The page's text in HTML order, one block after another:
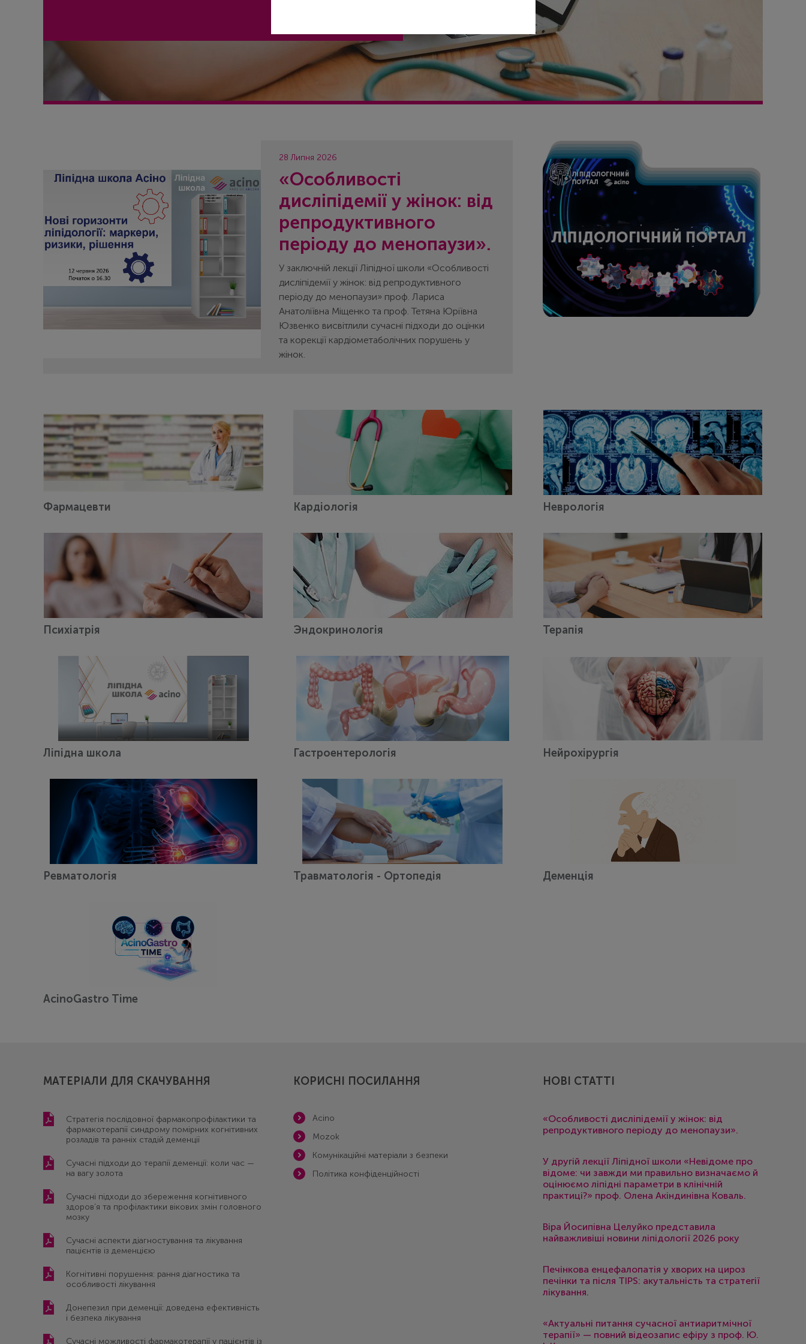
28 Липня 2026
«Особливості
дисліпідемії у жінок: від
репродуктивного
періоду до менопаузи».
У заключній лекції Ліпідної школи «Особливості
дисліпідемії у жінок: від репродуктивного
періоду до менопаузи» проф. Лариса
Анатоліївна Міщенко та проф. Тетяна Юріївна
Юзвенко висвітлили сучасні підходи до оцінки
та корекції кардіометаболічних порушень у
жінок.
Фармацевти Кардіологія Неврологія
Психіатрія Эндокринологія Терапія
Ліпідна школа Гастроентерологія Нейрохірургія
Ревматологія Травматологія - Ортопедія Деменція
AcinoGastro Time
МАТЕРІАЛИ ДЛЯ СКАЧУВАННЯ
Стратегія послідовної фармакопрофілактики та
фармакотерапії синдрому помірних когнітивних
розладів та ранніх стадій деменції
Сучасні підходи до терапії деменції: коли час —
на вагу золота
Сучасні підходи до збереження когнітивного
здоров’я та профілактики вікових змін головного
мозку
Сучасні аспекти діагностування та лікування
пацієнтів із деменцією
Когнітивні порушення: рання діагностика та
особливості лікування
Донепезил при деменції: доведена ефективність
і безпека лікування
Сучасні можливості фармакотерапії у пацієнтів із
КОРИСНІ ПОСИЛАННЯ
Acino
Mozok
Комунікаційні матеріали з безпеки
Політика конфіденційності
НОВІ СТАТТІ
«Особливості дисліпідемії у жінок: від
репродуктивного періоду до менопаузи».
У другій лекції Ліпідної школи «Невідоме про
відоме: чи завжди ми правильно визначаємо й
оцінюємо ліпідні параметри в клінічній
практиці?» проф. Олена Акіндинівна Коваль.
Віра Йосипівна Целуйко представила
найважливіші новини ліпідології 2026 року
Печінкова енцефалопатія у хворих на цироз
печінки та після TIPS: акутальність та стратегії
лікування.
«Актуальні питання сучасної антиаритмічної
терапії» — повний відеозапис ефіру з проф. Ю.